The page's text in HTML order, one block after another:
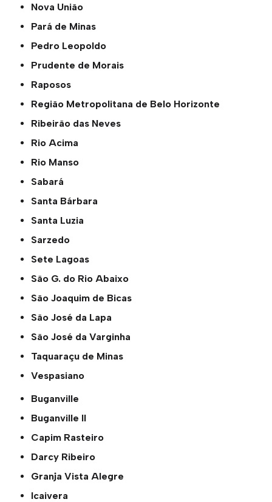
Nova União
Pará de Minas
Pedro Leopoldo
Prudente de Morais
Raposos
Região Metropolitana de Belo Horizonte
Ribeirão das Neves
Rio Acima
Rio Manso
Sabará
Santa Bárbara
Santa Luzia
Sarzedo
Sete Lagoas
São G. do Rio Abaixo
São Joaquim de Bicas
São José da Lapa
São José da Varginha
Taquaraçu de Minas
Vespasiano
Buganville
Buganville ll
Capim Rasteiro
Darcy Ribeiro
Granja Vista Alegre
Icaivera